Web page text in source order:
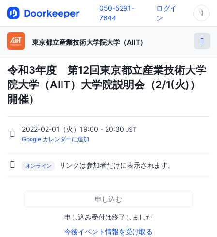
050-5291-
7844
ログイ
ン
東京都立産業技術大学院大学（AIIT）
令和3年度 第12回東京都立産業技術大学
院大学（AIIT）大学院説明会（2/1(火)）
開催）
2022-02-01（火）19:00 - 20:30 JST
Google カレンダーに追加
オンライン リンクは参加者だけに表示されます。
申し込む
申し込み受付は終了しました
今後イベント情報を受け取る